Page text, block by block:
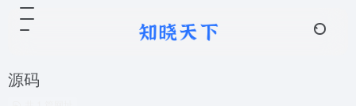
源码